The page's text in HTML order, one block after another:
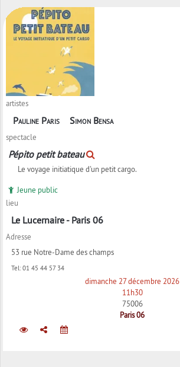
artistes
Pauline Paris Simon Bensa
spectacle
Pépito petit bateau
Le voyage initiatique d'un petit cargo.
Jeune public
lieu
Le Lucernaire - Paris 06
Adresse
53 rue Notre-Dame des champs
Tel: 01 45 44 57 34
dimanche 27 décembre 2026
11h30
75006
Paris 06